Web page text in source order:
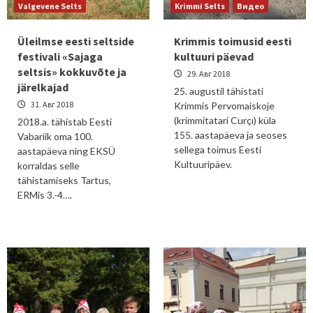
Valgevene Selts
Üleilmse eesti seltside
festivali «Sajaga
seltsis» kokkuvõte ja
järelkajad
31. Авг 2018
2018.a. tähistab Eesti
Vabariik oma 100.
aastapäeva ning EKSÜ
korraldas selle
tähistamiseks Tartus,
ERMis 3.-4….
Krimmi Selts Видео
Krimmis toimusid eesti
kultuuri päevad
29. Авг 2018
25. augustil tähistati
Krimmis Pervomaiskoje
(krimmitatari Curçı) küla
155. aastapäeva ja seoses
sellega toimus Eesti
Kultuuripäev.